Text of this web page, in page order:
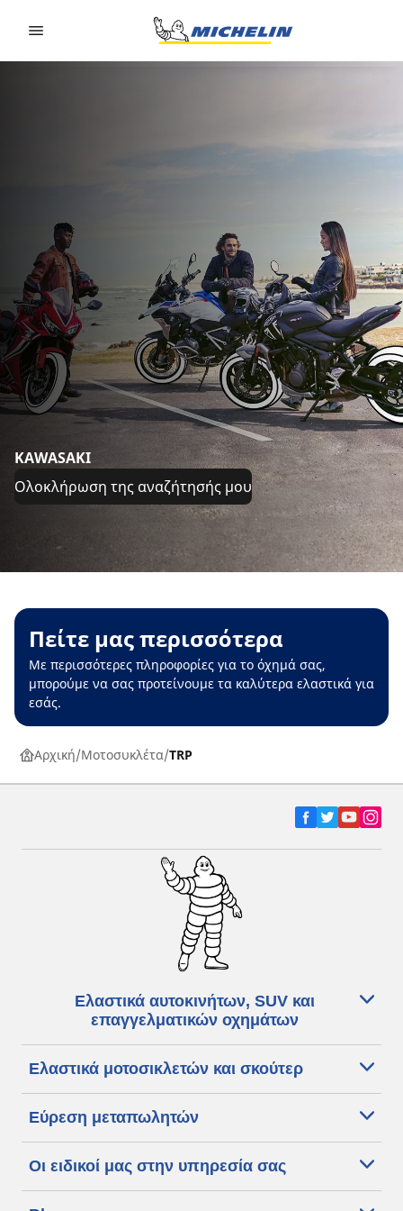
KAWASAKI
Ολοκλήρωση της αναζήτησής μου
Πείτε μας περισσότερα
Με περισσότερες πληροφορίες για το όχημά σας,
μπορούμε να σας προτείνουμε τα καλύτερα ελαστικά για
εσάς.
Αρχική Μοτοσυκλέτα TRP
Ελαστικά αυτοκινήτων, SUV και
επαγγελματικών οχημάτων
Ελαστικά μοτοσικλετών και σκούτερ
Εύρεση μεταπωλητών
Οι ειδικοί μας στην υπηρεσία σας